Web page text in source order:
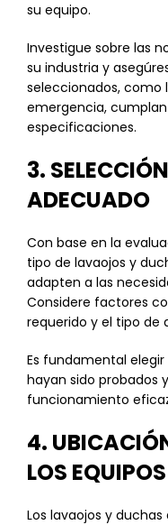
su equipo.
Investigue sobre las
su industria y
seleccionados, como
emergencia,
especificaciones.
3.
ADECUADO
Con base en la
tipo de lavaojos y
adapten a las
Considere factores
requerido y el tipo de
Es fundamental
hayan sido probados
funcionamiento
4.
LOS EQUIPOS
Los lavaojos y